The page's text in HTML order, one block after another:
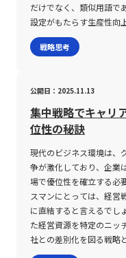
業務の自動化やマーケテ
な関係構築を実現し、グ
ます。 特に、データド
の各部門においてリアル
意思決定へのシフトが促
た、デジタルトランスフ
に留まらず、企業文化の
です。即ち、業務の効率
員一人ひとりの意識改革
これにより、企業は変化
を整え、持続的な成長を
能となるのです。 さら
業は新たなセキュリティ
ます。これに伴い、技術
制の強化や、法令遵守に
います。特に、個人情報
だけでなく、類似用語で
設定がもたらす生産性向
アイディア創出への寄与といっ
は 「イシュー」という用語は、ビジネスにおいて「問題」や「課
ーンにおいて、イシュー
されることで企業や組織
素とされる。 近年、イシ
ら一歩進んだアプローチ
ーは「プロブレム」と呼
される。プロブレムは短
イシューは長期的な視座
ス思考やロジックツリー
れにより、表面的な問題
善のサイクルが維持される。 「イシュー」の注意点 イ
果的に活用するためには
シューの特定は容易な作
戦略思考
公開日：2025.11.13
集中戦略でキャリ
位性の秘訣
現代のビジネス環境は、
争が激化しており、企業
場で優位性を確立する必
スマンにとっては、経営
に直結すると言えるでし
た経営資源を特定のニッ
社との差別化を図る戦略
2025年の時流を踏まえ